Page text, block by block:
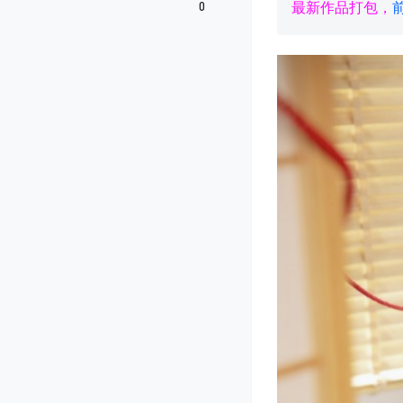
最新作品打包，
0